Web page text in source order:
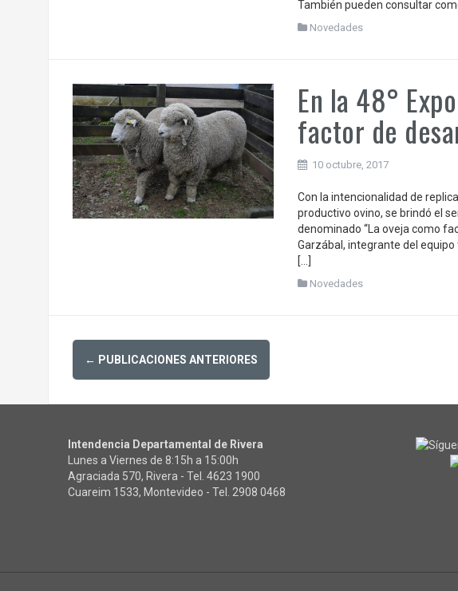
También pueden consultar
Novedades
En la 48°
factor de
10 octubre, 2017
Con la intencionalidad de
productivo ovino, se brindó el
denominado “La oveja como
Garzábal, integrante del equipo
[…]
Novedades
Posts
navigation
← PUBLICACIONES ANTERIORES
Intendencia Departamental de Rivera
Lunes a Viernes de 8:15h a 15:00h
Agraciada 570, Rivera - Tel. 4623 1900
Cuareim 1533, Montevideo - Tel. 2908 0468